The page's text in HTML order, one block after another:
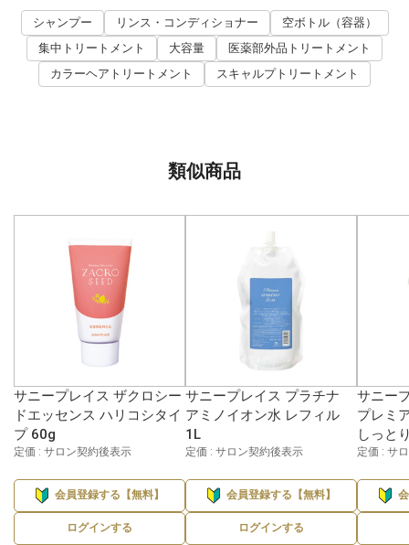
シャンプー リンス・コンディショナー
空ボトル（容器）
集中トリートメント
大容量
医薬部外品トリートメント
カラーヘアトリートメント
スキャルプトリートメント
類似商品
サニープレイス ザクロシー
ドエッセンス ハリコシタイ
プ 60g
定価 : サロン契約後表示
会員登録する【無料】
ログインする
サニープレイス プラチナ
アミノイオン水 レフィル
1L
定価 : サロン契約後表示
会員登録する【無料】
ログインする
サニー
プレミ
しっと
定価 : サ